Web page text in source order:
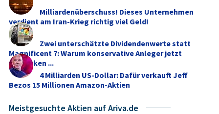
Milliardenüberschuss! Dieses Unternehmen
verdient am Iran-Krieg richtig viel Geld!
Zwei unterschätzte Dividendenwerte statt
Magnificent 7: Warum konservative Anleger jetzt
umdenken ...
4 Milliarden US-Dollar: Dafür verkauft Jeff
Bezos 15 Millionen Amazon-Aktien
Meistgesuchte Aktien auf Ariva.de